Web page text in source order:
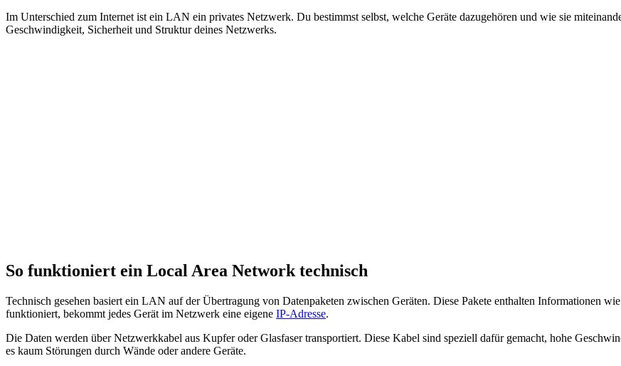
Im Unterschied zum Internet ist ein LAN ein privates Netzwerk. Du bestimmst selbst, welche Geräte dazugehören und wie sie
Geschwindigkeit, Sicherheit und Struktur deines Netzwerks.
So funktioniert ein Local Area Network technisch
Technisch gesehen basiert ein LAN auf der Übertragung von Datenpaketen zwischen Geräten. Diese Pakete enthalten Informationen
funktioniert, bekommt jedes Gerät im Netzwerk eine eigene IP-Adresse.
Die Daten werden über Netzwerkkabel aus Kupfer oder Glasfaser transportiert. Diese Kabel sind speziell dafür gemacht, hohe
es kaum Störungen durch Wände oder andere Geräte.